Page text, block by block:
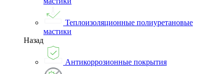
Теплоизоляционные полиуретановые
мастики
Назад
Антикоррозионные покрытия